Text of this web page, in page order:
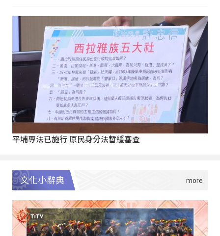
平埔專法已施行 原民身分法暫緩審查
文化小辭典